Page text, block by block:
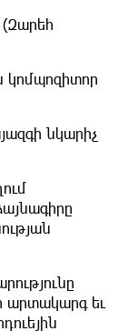
կոմպոզիտոր
նկարիչ
արտակարգ եւ